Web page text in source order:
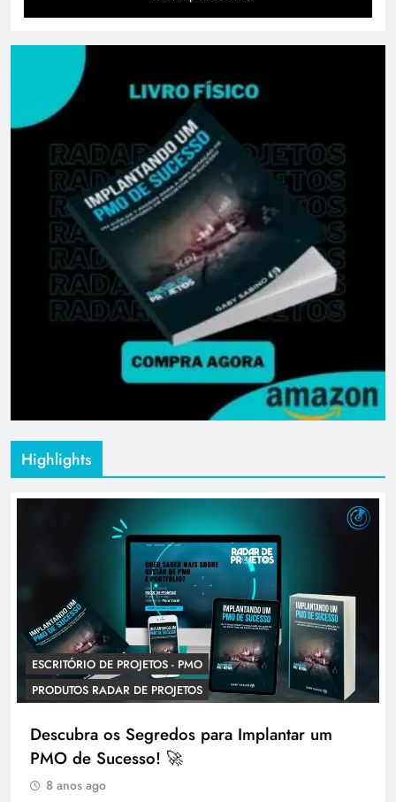
Highlights
ESCRITÓRIO DE PROJETOS - PMO
PRODUTOS RADAR DE PROJETOS
Descubra os Segredos para Implantar um
PMO de Sucesso! 🚀
8 anos ago